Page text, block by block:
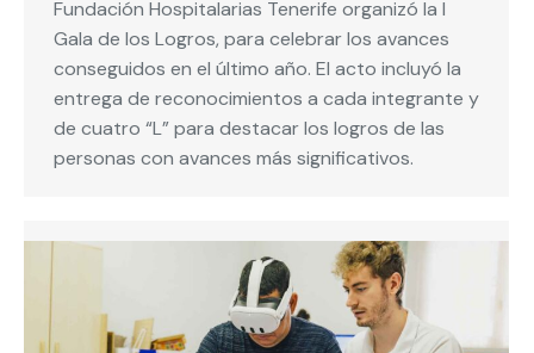
Fundación Hospitalarias Tenerife organizó la I
Gala de los Logros, para celebrar los avances
conseguidos en el último año. El acto incluyó la
entrega de reconocimientos a cada integrante y
de cuatro “L” para destacar los logros de las
personas con avances más significativos.